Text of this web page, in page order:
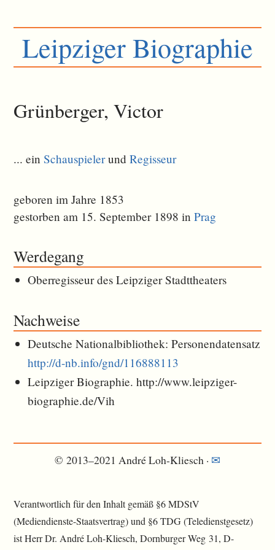
Leipziger Biographie
Grünberger, Victor
... einSchauspielerundRegisseur
geboren im Jahre 1853
gestorben am 15. September 1898 inPrag
Werdegang
Oberregisseur des Leipziger Stadttheaters
Nachweise
Deutsche Nationalbibliothek: Personendatensatz
http://d-nb.info/gnd/116888113
Leipziger Biographie. http://www.leipziger-
biographie.de/Vih
© 2013–2021 André Loh-Kliesch · ✉︎
Verantwortlich für den Inhalt gemäß §6 MDStV
(Mediendienste-Staatsvertrag) und §6 TDG (Teledienstgesetz)
ist Herr Dr. André Loh-Kliesch, Dornburger Weg 31, D-